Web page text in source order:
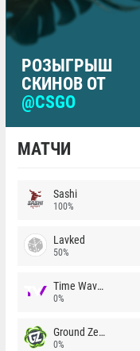
РОЗЫГРЫШ
СКИНОВ ОТ
@CSGO
МАТЧИ
Sashi
100%
Lavked
50%
Time Waves
0%
Ground Zero
0%